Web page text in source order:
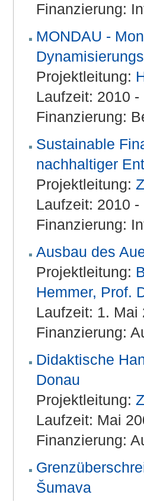
Finanzierung:
MONDAU -
Projektleitung:
Laufzeit: 2010
Finanzierung:
Sustainable
nachhaltiger
Projektleitung:
Laufzeit: 2010
Finanzierung:
Ausbau des
Projektleitung:
Hemmer, Prof.
Laufzeit: 1.
Finanzierung:
Didaktische
Donau
Projektleitung:
Laufzeit: Mai
Finanzierung:
Šumava